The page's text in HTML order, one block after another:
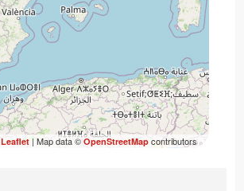
Leaflet| Map data ©OpenStreetMapcontributors